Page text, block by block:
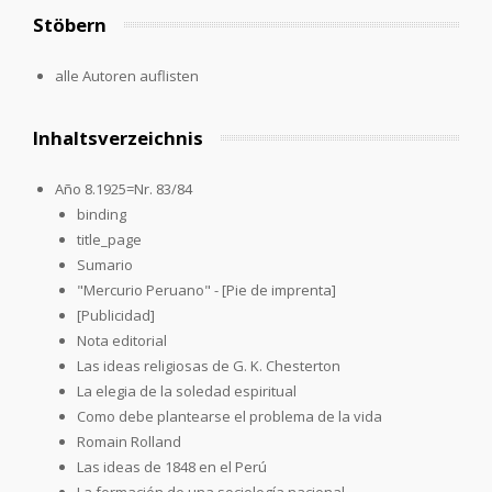
Stöbern
alle Autoren auflisten
Inhaltsverzeichnis
Año 8.1925=Nr. 83/84
binding
title_page
Sumario
"Mercurio Peruano" - [Pie de imprenta]
[Publicidad]
Nota editorial
Las ideas religiosas de G. K. Chesterton
La elegia de la soledad espiritual
Como debe plantearse el problema de la vida
Romain Rolland
Las ideas de 1848 en el Perú